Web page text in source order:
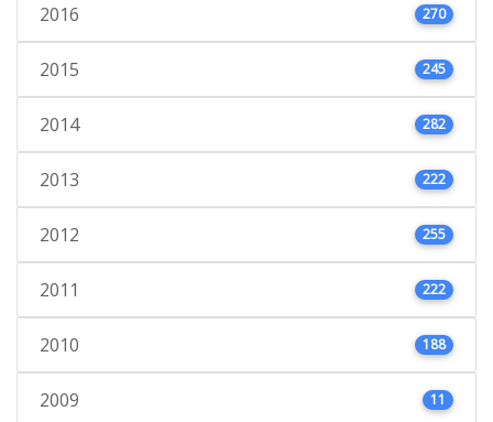
2016 270
2015 245
2014 282
2013 222
2012 255
2011 222
2010 188
2009 11